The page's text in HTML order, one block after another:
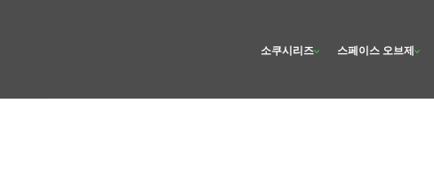
소쿠시리즈 스페이스 오브제